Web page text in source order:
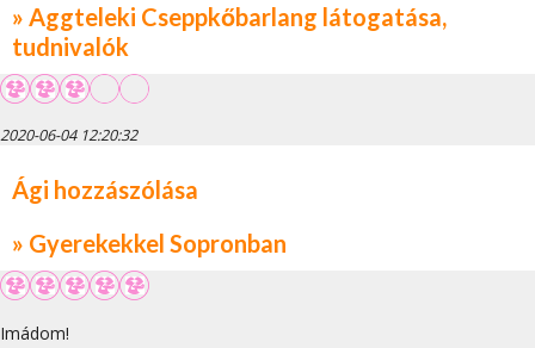
» Aggteleki Cseppkőbarlang látogatása,
tudnivalók
2020-06-04 12:20:32
Ági hozzászólása
» Gyerekekkel Sopronban
Imádom!